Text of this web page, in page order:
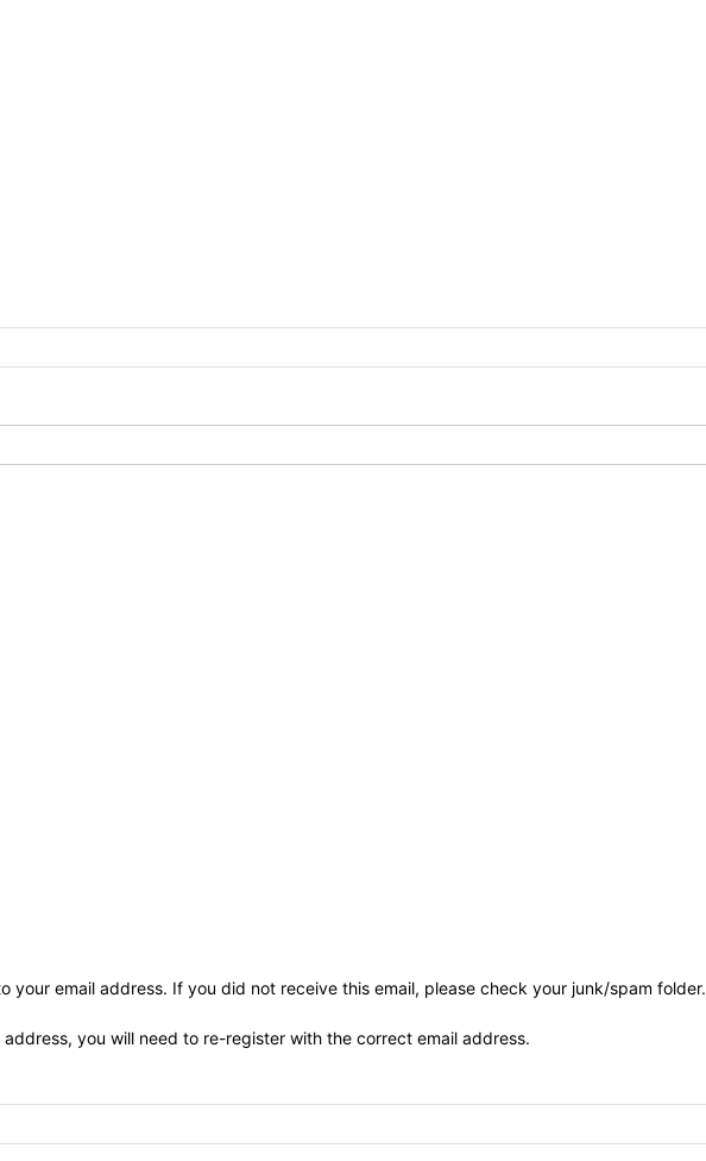
email address. If you did not receive this email, please check your junk/spam folder.
you will need to re-register with the correct email address.